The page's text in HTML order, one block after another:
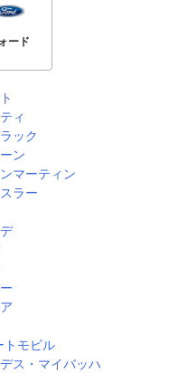
ード
ィ
ック
ン
マーティン
ラー
トモビル
ス・マイバッハ